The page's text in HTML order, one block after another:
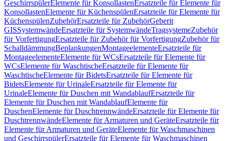
GeschirrspülerElemente für KonsollastenErsatzteile für Elemente für
KonsollastenElemente für KüchenspülenErsatzteile für Elemente für
KüchenspülenZubehörErsatzteile für ZubehörGeberit
GISSystemwändeErsatzteile für SystemwändeTragsystemeZubehör
für VorfertigungErsatzteile für Zubehör für VorfertigungZubehör für
SchalldämmungBeplankungenMontageelementeErsatzteile für
MontageelementeElemente für WCsErsatzteile für Elemente für
WCsElemente für WaschtischeErsatzteile für Elemente für
WaschtischeElemente für BidetsErsatzteile für Elemente für
BidetsElemente für UrinaleErsatzteile für Elemente für
UrinaleElemente für Duschen mit WandablaufErsatzteile für
Elemente für Duschen mit WandablaufElemente für
DuschenElemente für DuschtrennwändeErsatzteile für Elemente für
DuschtrennwändeElemente für Armaturen und GeräteErsatzteile für
Elemente für Armaturen und GeräteElemente für Waschmaschinen
und GeschirrspülerErsatzteile für Elemente für Waschmaschinen